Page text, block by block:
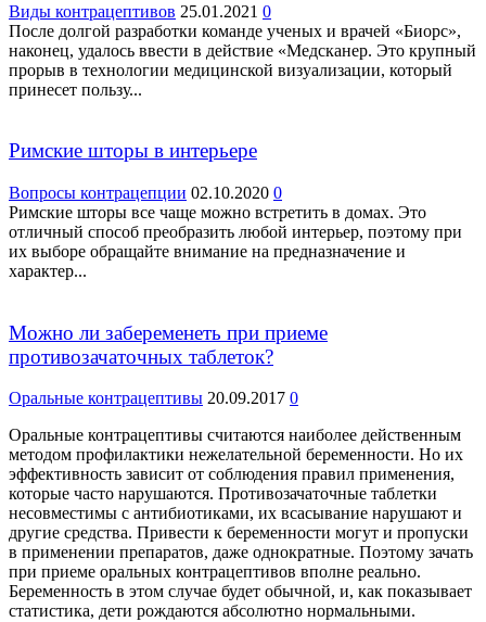
Виды контрацептивов 25.01.2021 0
После долгой разработки команде ученых и врачей «Биорс»,
наконец, удалось ввести в действие «Медсканер. Это крупный
прорыв в технологии медицинской визуализации, который
принесет пользу...
Римские шторы в интерьере
Вопросы контрацепции 02.10.2020 0
Римские шторы все чаще можно встретить в домах. Это
отличный способ преобразить любой интерьер, поэтому при
их выборе обращайте внимание на предназначение и
характер...
Можно ли забеременеть при приеме
противозачаточных таблеток?
Оральные контрацептивы 20.09.2017 0
Оральные контрацептивы считаются наиболее действенным
методом профилактики нежелательной беременности. Но их
эффективность зависит от соблюдения правил применения,
которые часто нарушаются. Противозачаточные таблетки
несовместимы с антибиотиками, их всасывание нарушают и
другие средства. Привести к беременности могут и пропуски
в применении препаратов, даже однократные. Поэтому зачать
при приеме оральных контрацептивов вполне реально.
Беременность в этом случае будет обычной, и, как показывает
статистика, дети рождаются абсолютно нормальными.